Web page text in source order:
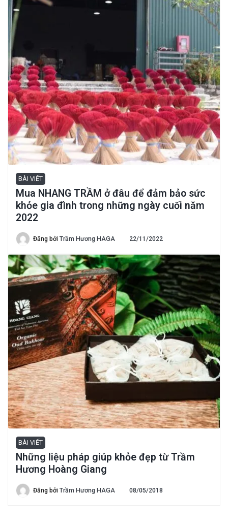
BÀI VIẾT
Mua NHANG TRẦM ở đâu để đảm bảo sức
khỏe gia đình trong những ngày cuối năm
2022
Đăng bởi Trầm Hương HAGA 22/11/2022
BÀI VIẾT
Những liệu pháp giúp khỏe đẹp từ Trầm
Hương Hoàng Giang
Đăng bởi Trầm Hương HAGA 08/05/2018